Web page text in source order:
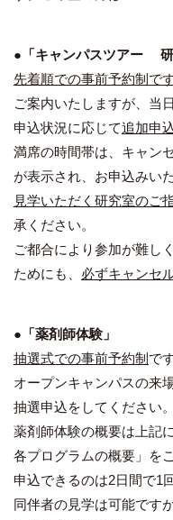
●「キャンパスツアー 研
先着順での事前予約制で
ご案内いたしますが、当
申込状況に応じて追加申
満席の時間帯は、キャン
が表示され、お申込みい
見学いただく研究室のご
承ください。
ご都合により参加が難し
ためにも、 必ずキャンセ
●「薬剤師体験」
抽選式での事前予約制 で
オープンキャンパスの来
抽選申込をしてください。
薬剤師体験の概要は上記
各プログラムの概要」を
申込できるのは2日間で1
同伴者の見学は可能です